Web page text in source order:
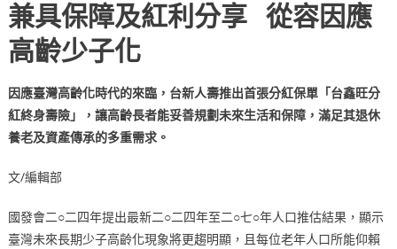
兼具保障及紅利分享 從容因應
高齡少子化
因應臺灣高齡化時代的來臨，台新人壽推出首張分紅保單「台鑫旺分
紅終身壽險」，讓高齡長者能妥善規劃未來生活和保障，滿足其退休
養老及資產傳承的多重需求。
文/編輯部
國發會二○二四年提出最新二○二四年至二○七○年人口推估結果，顯示
臺灣未來長期少子高齡化現象將更趨明顯，且每位老年人口所能仰賴